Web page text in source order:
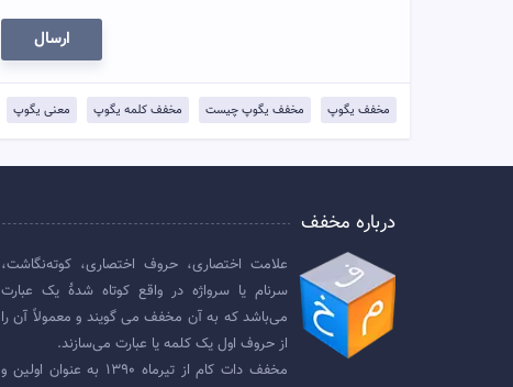
ارسال
مخفف یگوپ مخفف یگوپ چیست مخفف کلمه یگوپ معنی یگوپ
درباره مخفف
علامت اختصاری، حروف اختصاری، کوته‌نگاشت،
سرنام یا سرواژه در واقع کوتاه شدهٔ یک عبارت
می‌باشد که به آن مخفف می گویند و معمولاً آن را
از حروف اول یک کلمه یا عبارت می‌سازند.
مخفف دات کام از تیرماه ۱۳۹۰ به عنوان اولین و